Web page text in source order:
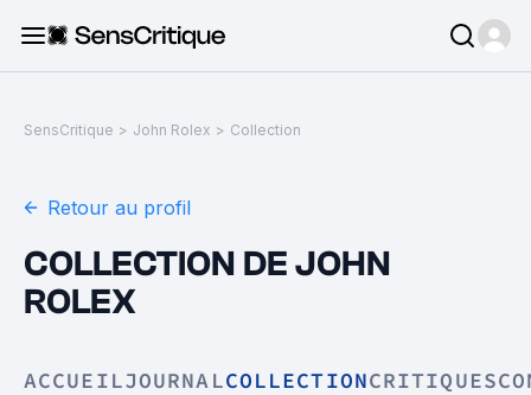
SensCritique > John Rolex > Collection
Retour au profil
COLLECTION DE JOHN
ROLEX
ACCUEILJOURNALCOLLECTIONCRITIQUES